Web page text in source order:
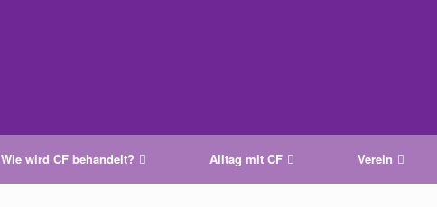
Wie wird CF behandelt? Alltag mit CF Verein